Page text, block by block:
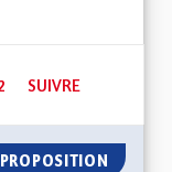
52 ABONNÉS
SUIVRE
UNE